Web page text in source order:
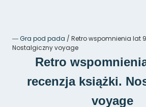
―Gra pod pada / Retro wspomnienia lat
Nostalgiczny voyage
Retro
recenzja książki.
voyage